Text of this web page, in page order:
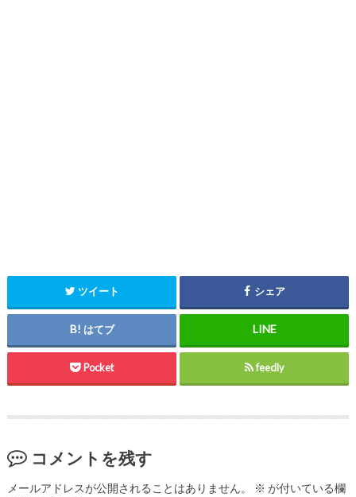
ツイート シェア
はてブ
Pocket feedly
コメントを残す
メールアドレスが公開されることはありません。 ※ が付いている欄